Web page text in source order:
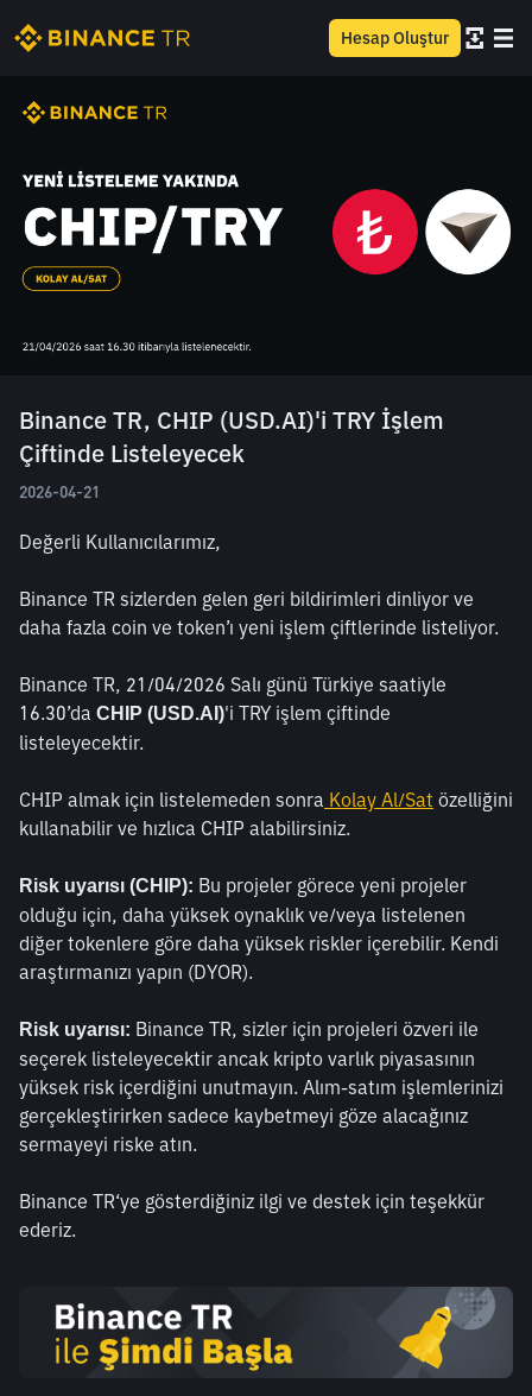
Hesap Oluştur
Binance TR, CHIP (USD.AI)'i TRY İşlem
Çiftinde Listeleyecek
2026-04-21
Değerli Kullanıcılarımız,
Binance TR sizlerden gelen geri bildirimleri dinliyor ve
daha fazla coin ve token’ı yeni işlem çiftlerinde listeliyor.
Binance TR, 21/04/2026 Salı günü Türkiye saatiyle
16.30’da CHIP (USD.AI)'i TRY işlem çiftinde
listeleyecektir.
CHIP almak için listelemeden sonra Kolay Al/Sat özelliğini
kullanabilir ve hızlıca CHIP alabilirsiniz.
Risk uyarısı (CHIP): Bu projeler görece yeni projeler
olduğu için, daha yüksek oynaklık ve/veya listelenen
diğer tokenlere göre daha yüksek riskler içerebilir. Kendi
araştırmanızı yapın (DYOR).
Risk uyarısı: Binance TR, sizler için projeleri özveri ile
seçerek listeleyecektir ancak kripto varlık piyasasının
yüksek risk içerdiğini unutmayın. Alım-satım işlemlerinizi
gerçekleştirirken sadece kaybetmeyi göze alacağınız
sermayeyi riske atın.
Binance TR‘ye gösterdiğiniz ilgi ve destek için teşekkür
ederiz.